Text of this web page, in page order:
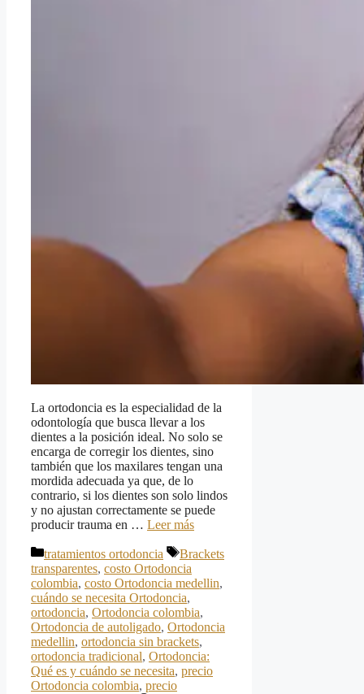
La ortodoncia es la especialidad de la
odontología que busca llevar a los
dientes a la posición ideal. No solo se
encarga de corregir los dientes, sino
también que los maxilares tengan una
mordida adecuada ya que, de lo
contrario, si los dientes son solo lindos
y no ajustan correctamente se puede
producir trauma en … Leer más
Categorías
tratamientos ortodoncia Etiquetas
Brackets
transparentes, costo Ortodoncia
colombia, costo Ortodoncia medellin,
cuándo se necesita Ortodoncia,
ortodoncia, Ortodoncia colombia,
Ortodoncia de autoligado, Ortodoncia
medellin, ortodoncia sin brackets,
ortodoncia tradicional, Ortodoncia:
Qué es y cuándo se necesita, precio
Ortodoncia colombia, precio